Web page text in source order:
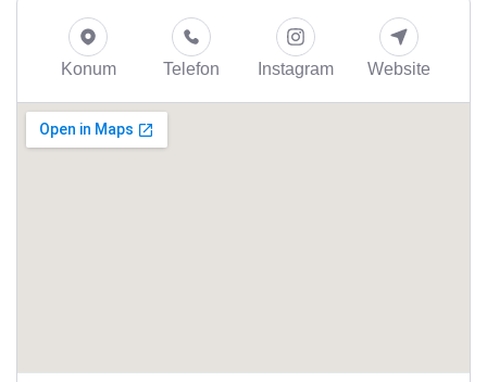
Konum Telefon Instagram Website